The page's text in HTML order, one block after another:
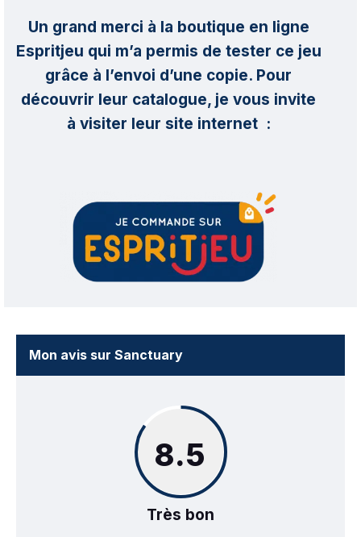
Un grand merci à la boutique en ligne
Espritjeu qui m’a permis de tester ce jeu
grâce à l’envoi d’une copie. Pour
découvrir leur catalogue, je vous invite
à visiter leur site internet :
Mon avis sur Sanctuary
8.5
Très bon